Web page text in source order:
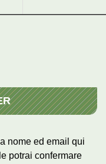
nome ed email qui
potrai confermare